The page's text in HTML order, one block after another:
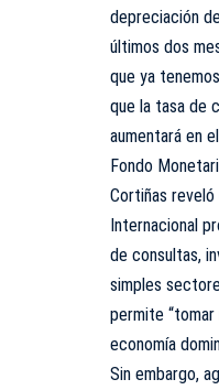
depreciación
últimos dos
que ya
que la tasa de
aumentará en
Fondo
Cortiñas
Internacional
de consultas,
simples
permite
economía
Sin embargo,